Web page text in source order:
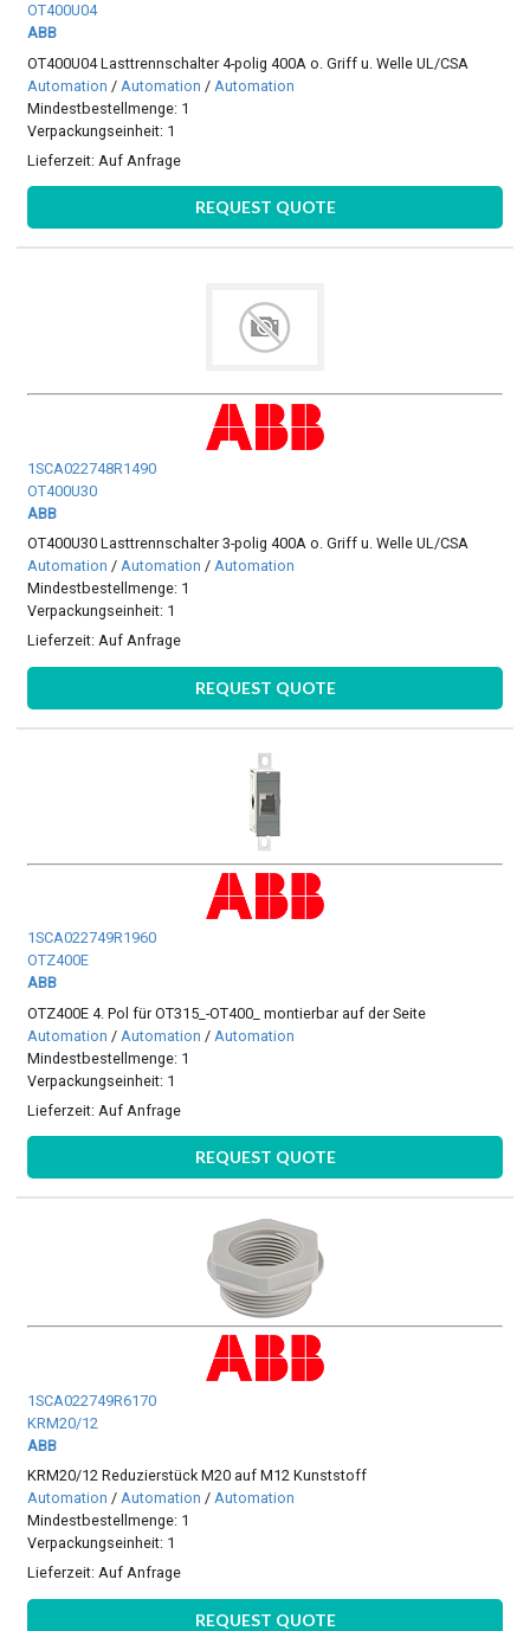
OT400U04
ABB
OT400U04 Lasttrennschalter 4-polig 400A o. Griff u. Welle UL/CSA
Automation / Automation / Automation
Mindestbestellmenge: 1
Verpackungseinheit: 1
Lieferzeit: Auf Anfrage
REQUEST QUOTE
1SCA022748R1490
OT400U30
ABB
OT400U30 Lasttrennschalter 3-polig 400A o. Griff u. Welle UL/CSA
Automation /Automation /Automation
Mindestbestellmenge: 1
Verpackungseinheit: 1
Lieferzeit:Auf Anfrage
REQUEST QUOTE
1SCA022749R1960
OTZ400E
ABB
OTZ400E 4. Pol für OT315_-OT400_ montierbar auf der Seite
Automation / Automation / Automation
Mindestbestellmenge: 1
Verpackungseinheit: 1
Lieferzeit: Auf Anfrage
REQUEST QUOTE
1SCA022749R6170
KRM20/12
ABB
KRM20/12 Reduzierstück M20 auf M12 Kunststoff
Automation /Automation /Automation
Mindestbestellmenge: 1
Verpackungseinheit: 1
Lieferzeit:Auf Anfrage
REQUEST QUOTE